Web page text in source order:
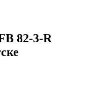
82-3-R